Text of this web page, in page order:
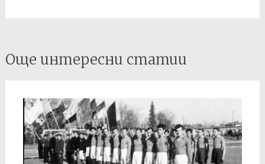
Post
navigation
Още интересни статии